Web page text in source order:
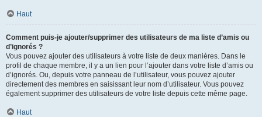
Haut
Comment puis-je ajouter/supprimer des utilisateurs de ma liste d’amis ou
d’ignorés ?
Vous pouvez ajouter des utilisateurs à votre liste de deux manières. Dans le
profil de chaque membre, il y a un lien pour l’ajouter dans votre liste d’amis ou
d’ignorés. Ou, depuis votre panneau de l’utilisateur, vous pouvez ajouter
directement des membres en saisissant leur nom d’utilisateur. Vous pouvez
également supprimer des utilisateurs de votre liste depuis cette même page.
Haut